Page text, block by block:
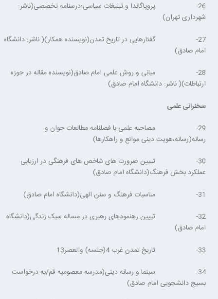
26- پروپاگاندا و تبلیغات سیاسی؛درسنامه تخصصی(ناشر:
شهرداری تهران)
27- گفتارهایی در تاریخ تمدن(نویسنده همکار)( ناشر: دانشگاه
امام صادق)
28- مبانی و روش علمی امام صادق(نویسنده مقاله در حوزه
ارتباطات)( ناشر: دانشگاه امام صادق)
سخنرانی علمی
29- مصاحبه علمی با فصلنامه مطالعات جوان و
رسانه(رسانه،هویت دینی موانع و راهکارها)
30- تبیین ضرورت های شاخص های فرهنگی در ارزیابی
عملکرد بخش فرهنگ(دانشگاه امام صادق)
31- مناسبات فرهنگ و سنن الهی(دانشگاه امام صادق)
32- تبیین رهنمودهای رهبری در مساله سبک زندگی(دانشگاه
امام صادق)
33- تاریخ تمدن غرب 4(جلسه) والعصر13
34- سینما و رسانه دینی(مدرسه معصومیه قم/به درخواست
بسیج دانشجویی امام صادق)